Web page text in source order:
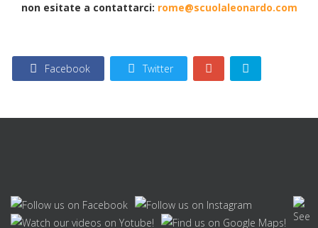
non esitate a contattarci: rome@scuolaleonardo.com
Facebook Twitter